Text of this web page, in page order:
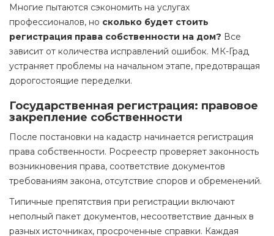
Многие пытаются сэкономить на услугах
профессионалов, но сколько будет стоить
регистрация права собственности на дом? Все
зависит от количества исправлений ошибок. МК-Град
устраняет проблемы на начальном этапе, предотвращая
дорогостоящие переделки.
Государственная регистрация: правовое
закрепление собственности
После постановки на кадастр начинается регистрация
права собственности. Росреестр проверяет законность
возникновения права, соответствие документов
требованиям закона, отсутствие споров и обременений.
Типичные препятствия при регистрации включают
неполный пакет документов, несоответствие данных в
разных источниках, просроченные справки. Каждая